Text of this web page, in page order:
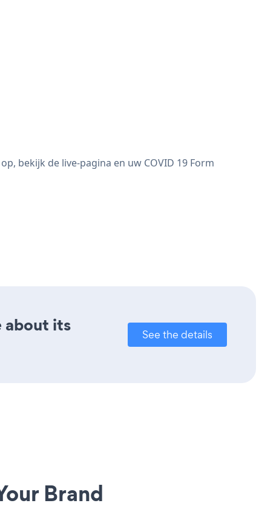
bekijk de live-pagina en uw COVID 19 Form
about its
See the details
Brand